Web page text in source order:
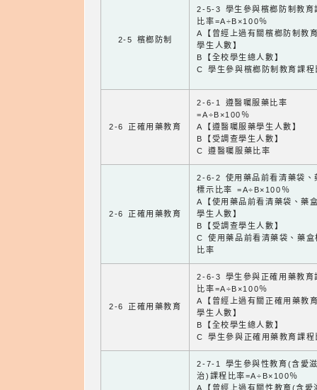
2-5 檳榔防制
2-5-3 學生參與檳榔防制教育
比率=A÷B×100％
A【曾經上過有關檳榔防制教
學生人數】
B【全校學生總人數】
C 學生參與檳榔防制教育課程
2-6 正確用藥教育
2-6-1 遵醫囑服藥比率
=A÷B×100％
A【遵醫囑服藥學生人數】
B【受調查學生人數】
C 遵醫囑服藥比率
2-6 正確用藥教育
2-6-2 使用藥品前看清藥袋、
標示比率 =A÷B×100％
A【使用藥品前看清藥袋、藥
學生人數】
B【受調查學生人數】
C 使用藥品前看清藥袋、藥盒
比率
2-6 正確用藥教育
2-6-3 學生參與正確用藥教育
比率=A÷B×100％
A【曾經上過有關正確用藥教
學生人數】
B【全校學生總人數】
C 學生參與正確用藥教育課程
2-7-1 學生參與性教育(含愛
治)課程比率=A÷B×100％
A【曾經上過有關性教育(含愛